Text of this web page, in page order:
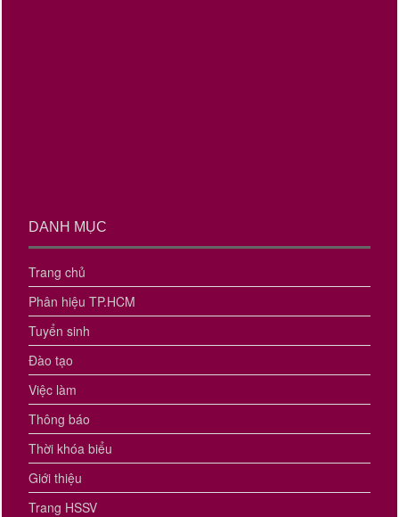
DANH MỤC
Trang chủ
Phân hiệu TP.HCM
Tuyển sinh
Đào tạo
Việc làm
Thông báo
Thời khóa biểu
Giới thiệu
Trang HSSV